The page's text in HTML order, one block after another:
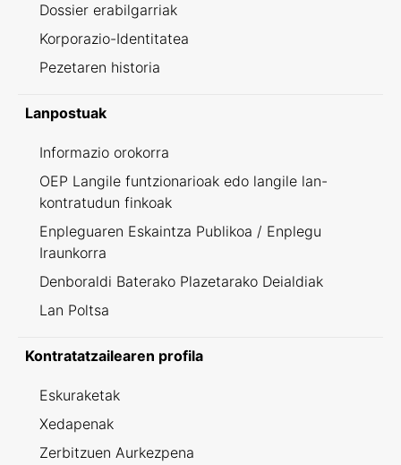
Dossier erabilgarriak
Korporazio-Identitatea
Pezetaren historia
Lanpostuak
Informazio orokorra
OEP Langile funtzionarioak edo langile lan-
kontratudun finkoak
Enpleguaren Eskaintza Publikoa / Enplegu
Iraunkorra
Denboraldi Baterako Plazetarako Deialdiak
Lan Poltsa
Kontratatzailearen profila
Eskuraketak
Xedapenak
Zerbitzuen Aurkezpena